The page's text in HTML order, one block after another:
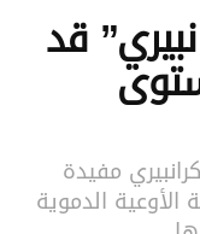
قد
مفيدة
الدموية